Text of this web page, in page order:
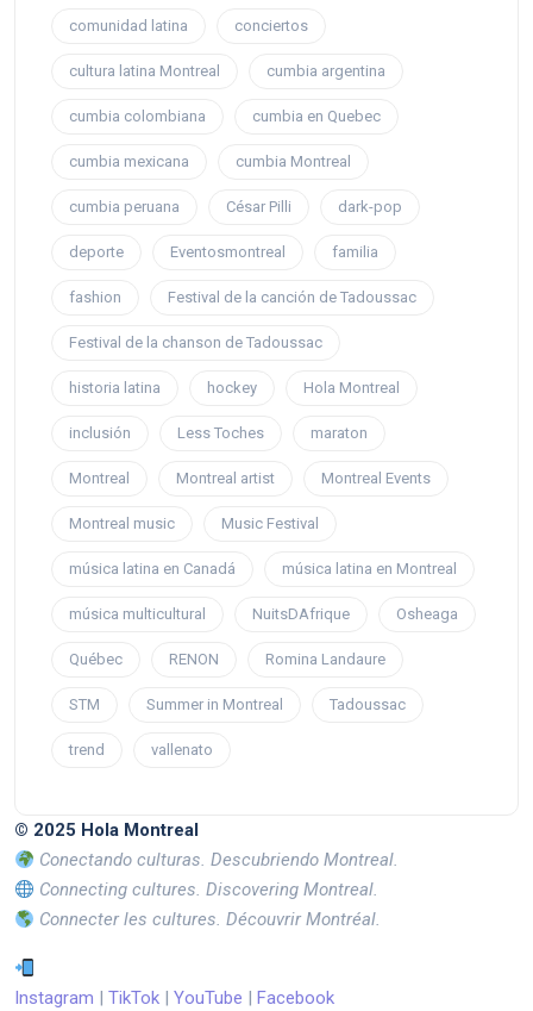
comunidad latina conciertos
cultura latina Montreal cumbia argentina
cumbia colombiana cumbia en Quebec
cumbia mexicana cumbia Montreal
cumbia peruana César Pilli dark-pop
deporte Eventosmontreal familia
fashion Festival de la canción de Tadoussac
Festival de la chanson de Tadoussac
historia latina hockey Hola Montreal
inclusión Less Toches maraton
Montreal Montreal artist Montreal Events
Montreal music Music Festival
música latina en Canadá música latina en Montreal
música multicultural NuitsDAfrique Osheaga
Québec RENON Romina Landaure
STM Summer in Montreal Tadoussac
trend vallenato
© 2025 Hola Montreal
Conectando culturas. Descubriendo Montreal.
Connecting cultures. Discovering Montreal.
Connecter les cultures. Découvrir Montréal.
Instagram | TikTok | YouTube | Facebook